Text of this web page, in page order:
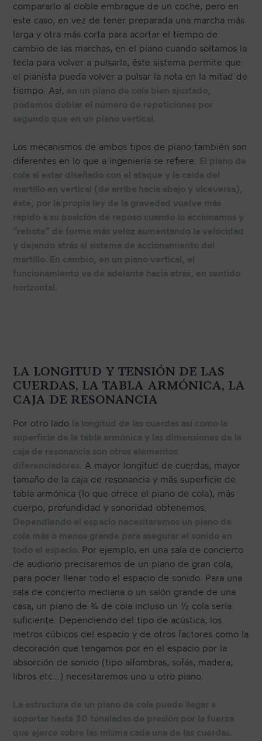
compararlo al doble embrague de un coche, pero en
este caso, en vez de tener preparada una marcha más
larga y otra más corta para acortar el tiempo de
cambio de las marchas, en el piano cuando soltamos la
tecla para volver a pulsarla, éste sistema permite que
el pianista pueda volver a pulsar la nota en la mitad de
tiempo. Así, en un piano de cola bien ajustado,
podemos doblar el número de repeticiones por
segundo que en un piano vertical
Los mecanismos de ambos tipos de piano también son
diferentes en lo que a ingeniería se refiere. El piano de
cola al estar diseñado con el ataque y la caída del
martillo en vertical (de arriba hacia abajo y viceversa),
éste, por la propia ley de la gravedad vuelve más
rápido a su posición de reposo cuando lo accionamos y
“rebota” de forma más veloz aumentando la velocidad
y dejando atrás al sistema de accionamiento del
martillo. En cambio, en un piano vertical, el
funcionamiento va de adelante hacia atrás, en sentido
horizontal.
LA LONGITUD Y TENSIÓN DE LAS
CUERDAS, LA TABLA ARMÓNICA, LA
CAJA DE RESONANCIA
Por otro lado la longitud de las cuerdas así como la
superficie de la tabla armónica y las dimensiones de la
caja de resonancia son otros elementos
diferenciadores . A mayor longitud de cuerdas, mayor
tamaño de la caja de resonancia y más superficie de
tabla armónica (lo que ofrece el piano de cola), más
cuerpo, profundidad y sonoridad obtenemos.
Dependiendo el espacio necesitaremos un piano de
cola más o menos grande para asegurar el sonido en
todo el espacio. Por ejemplo, en una sala de concierto
de audiorio precisaremos de un piano de gran cola,
para poder llenar todo el espacio de sonido. Para una
sala de concierto mediana o un salón grande de una
casa, un piano de ¾ de cola incluso un ½ cola sería
suficiente. Dependiendo del tipo de acústica, los
metros cúbicos del espacio y de otros factores como la
decoración que tengamos por en el espacio por la
absorción de sonido (tipo alfombras, sofás, madera,
libros etc…) necesitaremos uno u otro piano.
La estructura de un piano de cola puede llegar a
soportar hasta 30 toneladas de presión por la fuerza
que ejerce sobre las misma cada una de las cuerdas